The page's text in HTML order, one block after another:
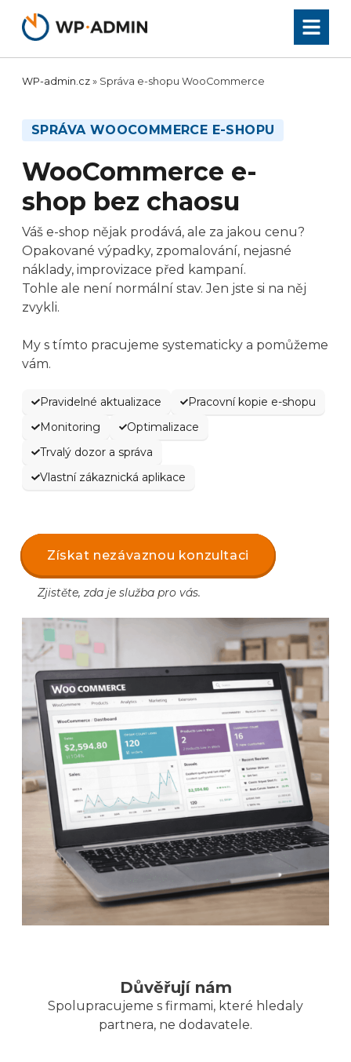
obsah
WP-admin.cz » Správa e-shopu WooCommerce
SPRÁVA WOOCOMMERCE E-SHOPU
WooCommerce e-
shop bez chaosu
Váš e-shop nějak prodává, ale za jakou cenu?
Opakované výpadky, zpomalování, nejasné
náklady, improvizace před kampaní.
Tohle ale není normální stav. Jen jste si na něj
zvykli.
My s tímto pracujeme systematicky a pomůžeme
vám.
Pravidelné aktualizace
Pracovní kopie e-shopu
Monitoring
Optimalizace
Trvalý dozor a správa
Vlastní zákaznická aplikace
Získat nezávaznou konzultaci
Zjistěte, zda je služba pro vás.
Důvěřují nám
Spolupracujeme s firmami, které hledaly
partnera, ne dodavatele.